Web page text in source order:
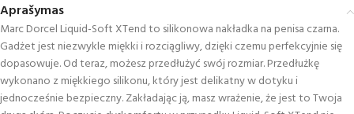
Aprašymas
Marc Dorcel Liquid-Soft XTend to silikonowa nakładka na penisa czarna.
Gadżet jest niezwykle miękki i rozciągliwy, dzięki czemu perfekcyjnie się
dopasowuje. Od teraz, możesz przedłużyć swój rozmiar. Przedłużkę
wykonano z miękkiego silikonu, który jest delikatny w dotyku i
jednocześnie bezpieczny. Zakładając ją, masz wrażenie, że jest to Twoja